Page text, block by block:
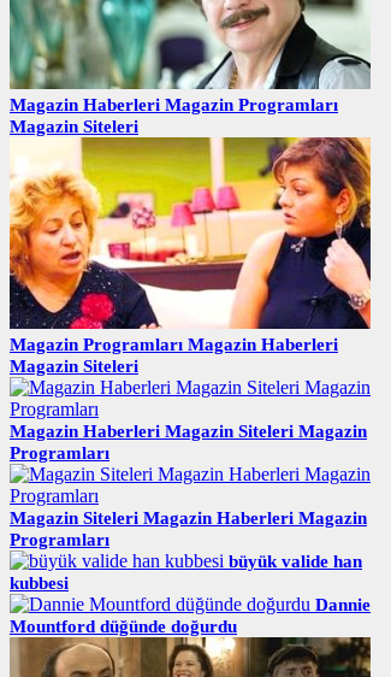
Magazin Haberleri Magazin Programları
Magazin Siteleri
Magazin Programları Magazin Haberleri
Magazin Siteleri
Magazin Haberleri Magazin Siteleri Magazin
Programları
Magazin Siteleri Magazin Haberleri Magazin
Programları
büyük valide han
kubbesi
Dannie
Mountford düğünde doğurdu